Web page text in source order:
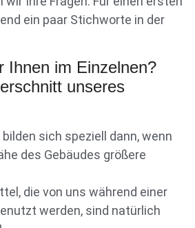
ein paar Stichworte in der
Ihnen im Einzelnen?
unseres
bilden sich speziell dann, wenn
des Gebäudes größere
die von uns während einer
werden, sind natürlich